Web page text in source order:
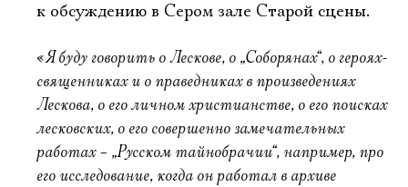
к обсуждению в Сером зале Старой сцены.
«Я буду говорить о Лескове, о „Соборянах“, о героях-
священниках и о праведниках в произведениях
Лескова, о его личном христианстве, о его поисках
лесковских, о его совершенно замечательных
работах – „Русском тайнобрачии“, например, про
его исследование, когда он работал в архиве